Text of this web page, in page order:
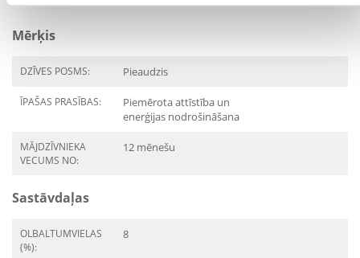
Mērķis
DZĪVES POSMS: Pieaudzis
ĪPAŠAS PRASĪBAS:
Piemērota attīstība un
enerģijas nodrošināšana
MĀJDZĪVNIEKA
VECUMS NO:
12 mēnešu
Sastāvdaļas
OLBALTUMVIELAS
(%):
8